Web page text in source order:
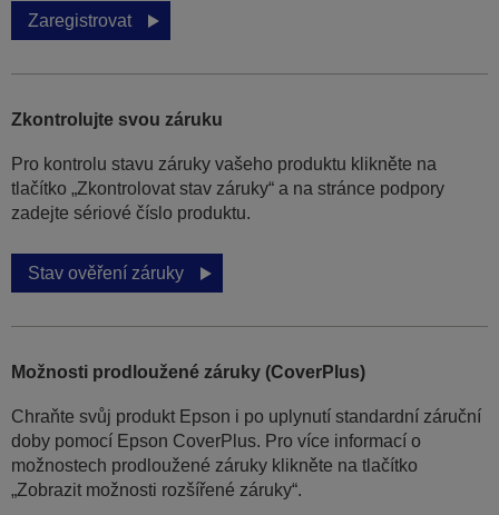
Zaregistrovat
Zkontrolujte svou záruku
Pro kontrolu stavu záruky vašeho produktu klikněte na
tlačítko „Zkontrolovat stav záruky“ a na stránce podpory
zadejte sériové číslo produktu.
Stav ověření záruky
Možnosti prodloužené záruky (CoverPlus)
Chraňte svůj produkt Epson i po uplynutí standardní záruční
doby pomocí Epson CoverPlus. Pro více informací o
možnostech prodloužené záruky klikněte na tlačítko
„Zobrazit možnosti rozšířené záruky“.